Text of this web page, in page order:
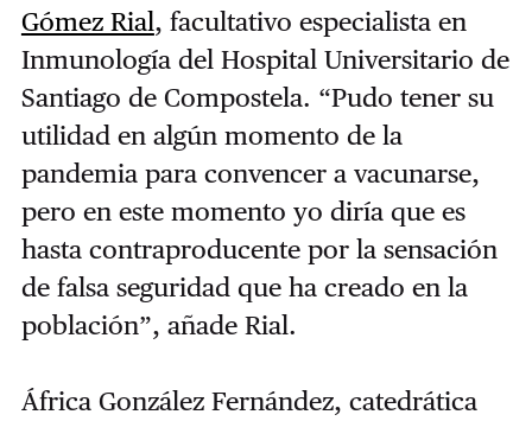
Gómez Rial, facultativo especialista en
Inmunología del Hospital Universitario de
Santiago de Compostela. “Pudo tener su
utilidad en algún momento de la
pandemia para convencer a vacunarse,
pero en este momento yo diría que es
hasta contraproducente por la sensación
de falsa seguridad que ha creado en la
población”, añade Rial.
África González Fernández, catedrática